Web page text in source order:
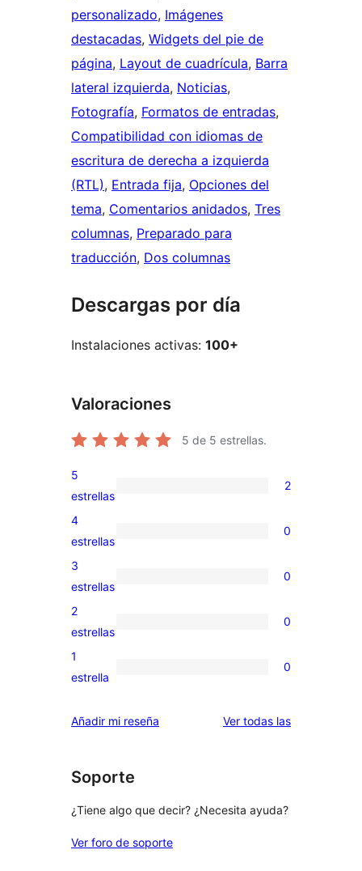
personalizado, Imágenes
destacadas, Widgets del pie de
página, Layout de cuadrícula, Barra
lateral izquierda, Noticias
Fotografía, Formatos de entradas
Compatibilidad con idiomas de
escritura de derecha a izquierda
(RTL), Entrada fija, Opciones del
tema, Comentarios anidados, Tres
columnas, Preparado para
traducción, Dos columnas
Descargas por día
Instalaciones activas: 100+
Valoraciones
5 de 5 estrellas.
2
valoraciones
de
5
estrellas
2
0
valoraciones
de
4
estrellas
0
0
valoraciones
de
3
estrellas
0
0
valoraciones
de
estrellas
2
estrellas
0
0
de
1
estrella
0
Añadir mi reseña Ver todas lasvaloraciones
Soporte
¿Tiene algo que decir? ¿Necesita ayuda?
Ver foro de soporte